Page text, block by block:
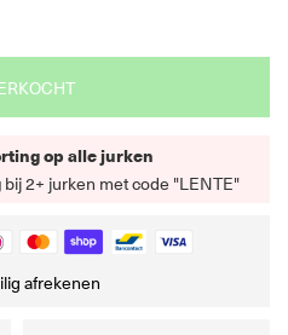
op alle jurken
bij 2+ jurken met code "LENTE"
afrekenen